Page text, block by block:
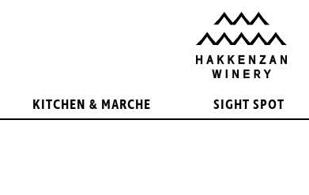
KITCHEN & MARCHE SIGHT SPOT